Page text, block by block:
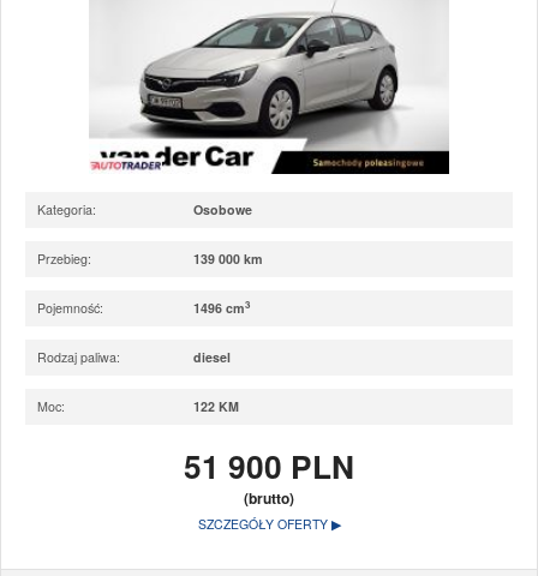
Kategoria: Osobowe
Przebieg: 139 000 km
Pojemność: 1496 cm3
Rodzaj paliwa: diesel
Moc: 122 KM
51 900 PLN
(brutto)
SZCZEGÓŁY OFERTY ▶